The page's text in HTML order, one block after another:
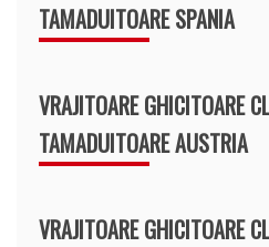
TAMADUITOARE SPANIA
VRAJITOARE GHICITOARE
TAMADUITOARE AUSTRIA
VRAJITOARE GHICITOARE